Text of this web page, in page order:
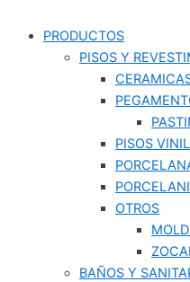
PRODUCTOS
PISOS Y
PISOS
OTROS
BAÑOS Y